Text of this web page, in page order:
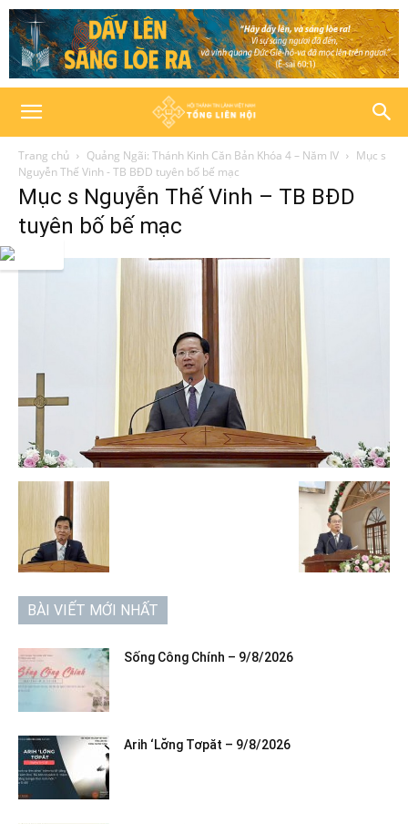
Trang chủ Quảng Ngãi: Thánh Kinh Căn Bản Khóa 4 – Năm IV
Mục s
Nguyễn Thế Vinh - TB BĐD tuyên bố bế mạc
Mục s Nguyễn Thế Vinh – TB BĐD
tuyên bố bế mạc
BÀI VIẾT MỚI NHẤT
Sống Công Chính – 9/8/2026
Arih ‘Lơ̆ng Tơpăt – 9/8/2026